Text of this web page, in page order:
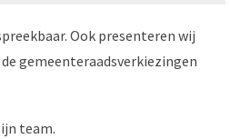
Ook presenteren wij
gemeenteraadsverkiezingen
team.